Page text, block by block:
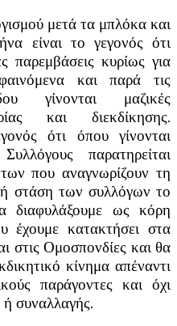
μετά τα μπλόκα και
είναι το γεγονός ότι
παρεμβάσεις κυρίως για
και παρά τις
γίνονται μαζικές
και διεκδίκησης.
ότι όπου γίνονται
παρατηρείται
που αναγνωρίζουν τη
στάση των συλλόγων το
διαφυλάξουμε ως κόρη
έχουμε κατακτήσει στα
στις Ομοσπονδίες και θα
κίνημα απέναντι
παράγοντες και όχι
συναλλαγής.